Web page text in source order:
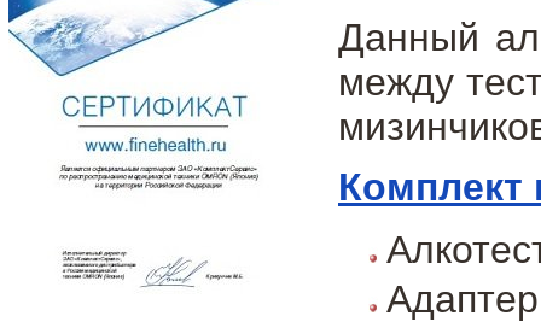
Данный
между
Комплект